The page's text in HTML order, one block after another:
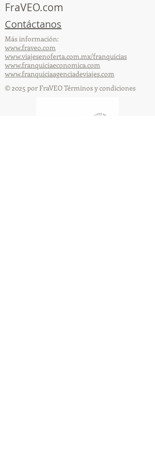
FraVEO.com
Contáctanos
Más información:
www.fraveo.com
www.viajesenoferta.com.mx/franquicias
www.franquiciaeconomica.com
www.franquiciaagenciadeviajes.com
© 2025 por FraVEO Términos y condiciones